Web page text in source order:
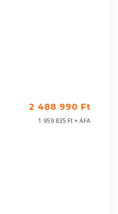
2 488 990 Ft
1 959 835 Ft + ÁFA